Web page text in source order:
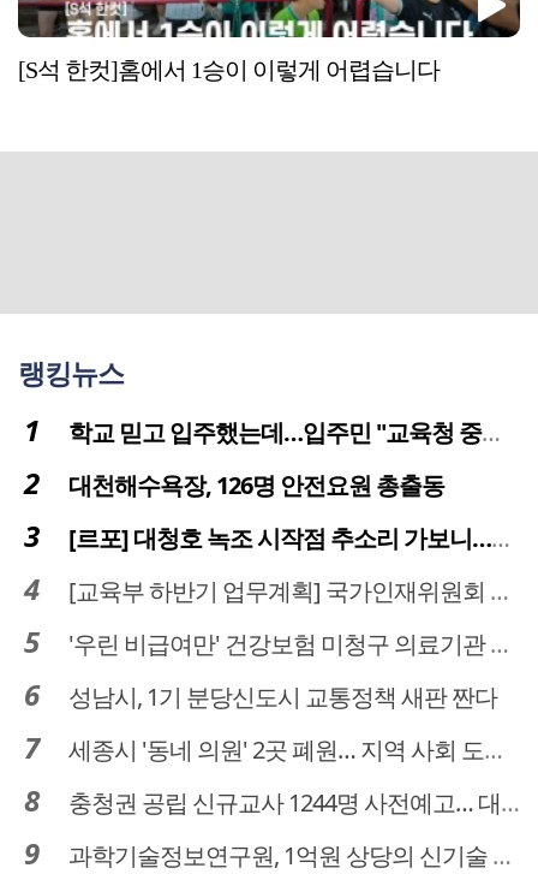
[S석 한컷]홈에서 1승이 이렇게 어렵습니다
랭킹뉴스
학교 믿고 입주했는데…입주민 "교육청 중재 나서라"
대천해수욕장, 126명 안전요원 총출동
[르포] 대청호 녹조 시작점 추소리 가보니…걷어내도 짙은 초록빛
[교육부 하반기 업무계획] 국가인재위원회 신설… 거점국립대 3곳 성장엔진·AI 분야 패키지 지원
'우린 비급여만' 건강보험 미청구 의료기관 대전 65곳 충남 31곳
성남시, 1기 분당신도시 교통정책 새판 짠다
세종시 '동네 의원' 2곳 폐원… 지역 사회 도마 위
충청권 공립 신규교사 1244명 사전예고… 대전 초등 34명서 4명으로
과학기술정보연구원, 1억원 상당의 신기술 기업 이전 완료